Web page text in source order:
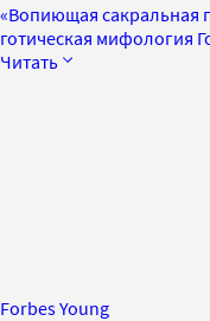
«Вопиющая сакральная
готическая мифология
Читать
Forbes Young